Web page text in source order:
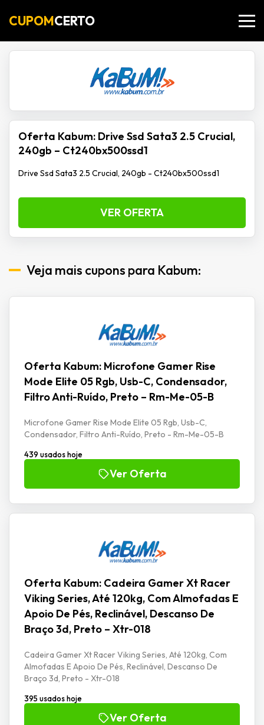
CUPOMCERTO
Oferta Kabum: Drive Ssd Sata3 2.5 Crucial,
240gb – Ct240bx500ssd1
Drive Ssd Sata3 2.5 Crucial, 240gb - Ct240bx500ssd1
VER OFERTA
Veja mais cupons para Kabum:
Oferta Kabum: Microfone Gamer Rise
Mode Elite 05 Rgb, Usb-C, Condensador,
Filtro Anti-Ruído, Preto – Rm-Me-05-B
Microfone Gamer Rise Mode Elite 05 Rgb, Usb-C,
Condensador, Filtro Anti-Ruído, Preto - Rm-Me-05-B
439 usados hoje
Ver Oferta
Oferta Kabum: Cadeira Gamer Xt Racer
Viking Series, Até 120kg, Com Almofadas E
Apoio De Pés, Reclinável, Descanso De
Braço 3d, Preto – Xtr-018
Cadeira Gamer Xt Racer Viking Series, Até 120kg, Com
Almofadas E Apoio De Pés, Reclinável, Descanso De
Braço 3d, Preto - Xtr-018
395 usados hoje
Ver Oferta